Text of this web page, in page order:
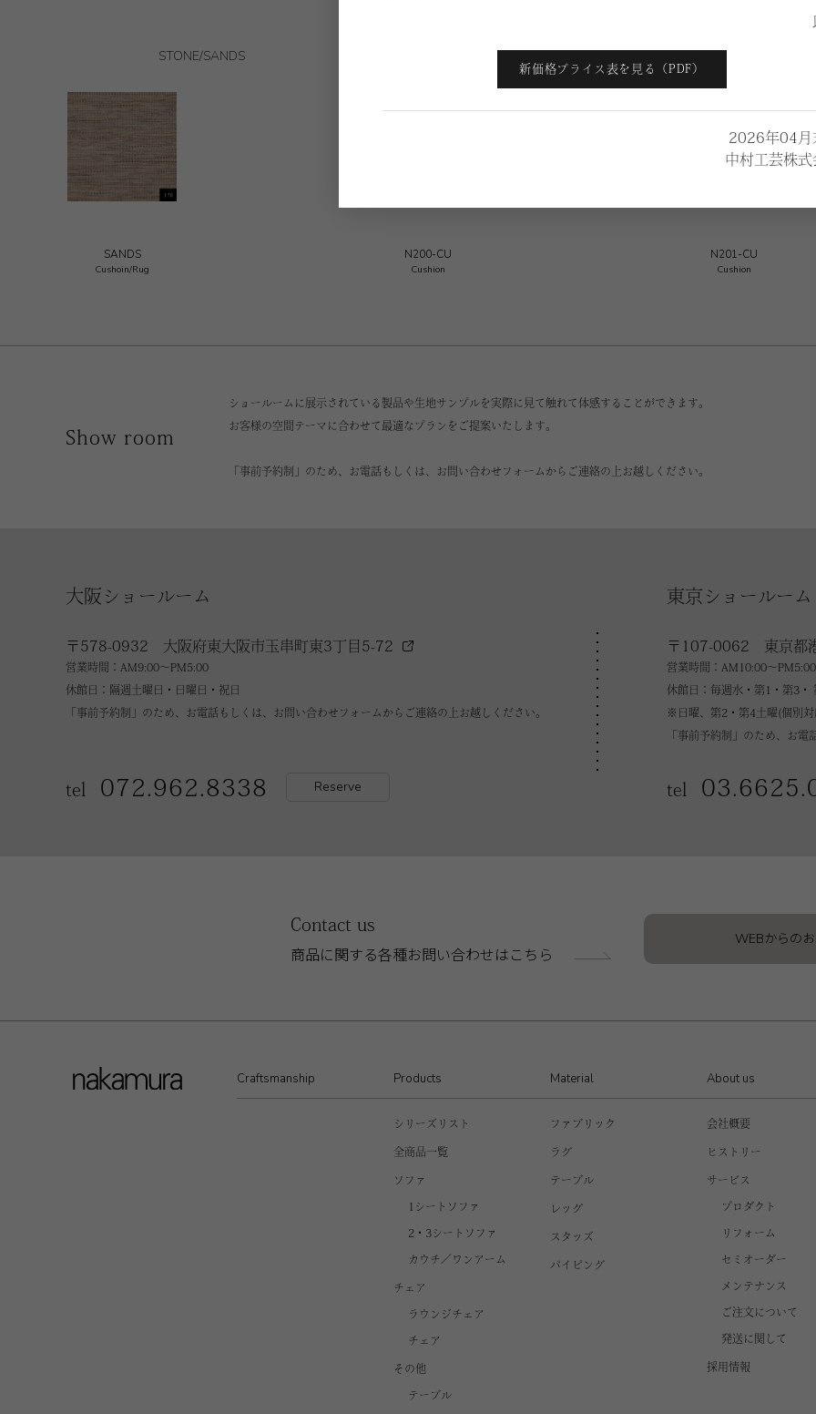
新価格プライス表を見る（PDF）
2026年04月
中村工芸株式
STONE/SANDS
SANDS
Cushoin/Rug
N200/N201
N200-CU
Cushion
N201-CU
Cushion
Show room
ショールームに展示されている製品や生地サンプルを実際に見て触れて体感することができます。
お客様の空間テーマに合わせて最適なプランをご提案いたします。
「事前予約制」のため、お電話もしくは、お問い合わせフォームからご連絡の上お越しください。
大阪ショールーム
〒578-0932 大阪府東大阪市玉串町東3丁目5-72
営業時間：AM9:00～PM5:00
休館日：隔週土曜日・日曜日・祝日
「事前予約制」のため、お電話もしくは、お問い合わせフォームからご連絡の上お越しください。
tel 072.962.8338 Reserve
東京ショールーム
〒107-0062 東京都
営業時間：AM10:00～PM5:00
休館日：毎週水・第1・第3・
※日曜、第2・第4土曜(個別対
「事前予約制」のため、お電
tel
Contact us
商品に関する各種お問い合わせはこちら
WEBからの
Craftsmanship Products
シリーズリスト
全商品一覧
ソファ
1シートソファ
2・3シートソファ
カウチ／ワンアーム
チェア
ラウンジチェア
チェア
その他
テーブル
Material
ファブリック
ラグ
テーブル
レッグ
スタッズ
パイピング
About us
会社概要
ヒストリー
サービス
プロダクト
リフォーム
セミオーダー
メンテナンス
ご注文について
発送に関して
採用情報